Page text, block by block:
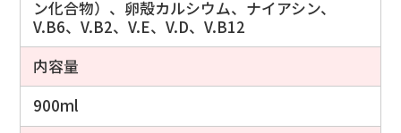
ン化合物）、卵殻カルシウム、ナイアシン、
V.B6、V.B2、V.E、V.D、V.B12
内容量
900ml